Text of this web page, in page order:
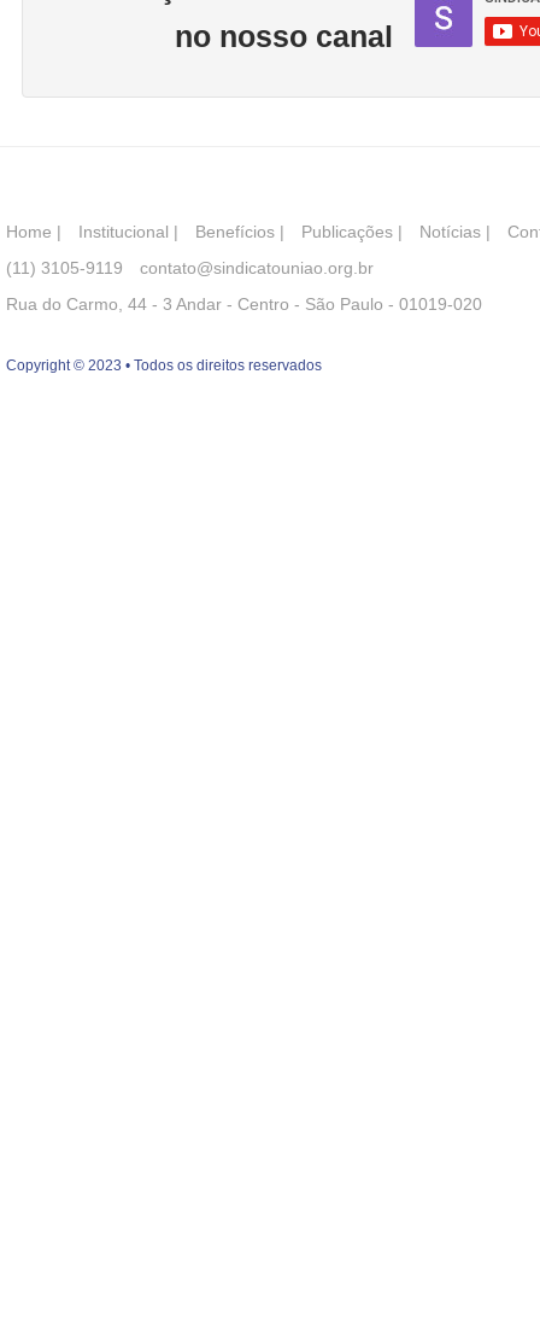
no nosso canal
Home | Institucional | Benefícios | Publicações | Notícias |
(11) 3105-9119
contato@sindicatouniao.org.br
Rua do Carmo, 44 - 3 Andar - Centro - São Paulo - 01019-020
Copyright © 2023 • Todos os direitos reservados